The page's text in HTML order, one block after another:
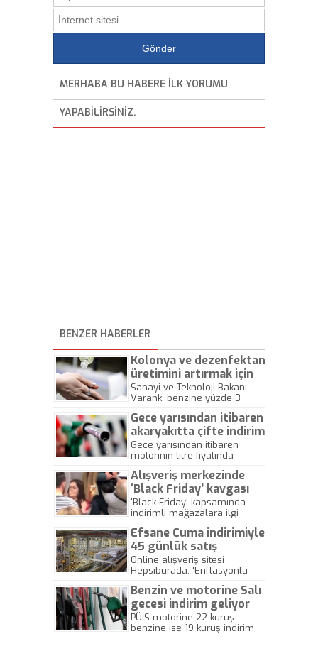
MERHABA BU HABERE ILK YORUMU
YAPABILIRSINIZ.
BENZER HABERLER
Kolonya ve dezenfektan
üretimini artırmak için
etanol karıştırma
zorunluluğu askıya
alındı
Sanayi ve Teknoloji Bakanı
Varank, benzine yüzde 3
zorunluluğunun 3 aylığına
askıya alındığını açıkladı.
Böylece petrol rafinerilerinde
etanol talebi azalacak.
Koronavirüse karşı yüksek
talep gören kolonya ve
dezenfektan üretiminde etil
alkol ihtiyacı karşılanacak.
Kolonya ve dezenfektan
üretimi de artacak.
Gece yarısından itibaren
akaryakıtta çifte indirim
Gece yarısından itibaren
motorinin litre fiyatında
litre fiyatında ise 10 kuruş
indirim yapılacak.
Alışveriş merkezinde
‘Black Friday’ kavgası
'Black Friday' kapsamında
indirimli mağazalara ilgi
sırasında aynı ürün için
birbirleriyle tartışanlar bile
oldu.
Efsane Cuma indirimiyle
45 günlük satış
hacmine ulaşmak
istiyoruz
Online alışveriş sitesi
Hepsiburada, 'Enflasyonla
kapsamında sürdürdüğü
indirim seferberliğinin
ardından, ‘Efsane Cuma’ ile
bir günde, 45 günlük satış
hacmine ulaşarak rekor
Benzin ve motorine Salı
gecesi indirim geliyor
PÜİS motorine 22 kuruş
benzine ise 19 kuruş indirim